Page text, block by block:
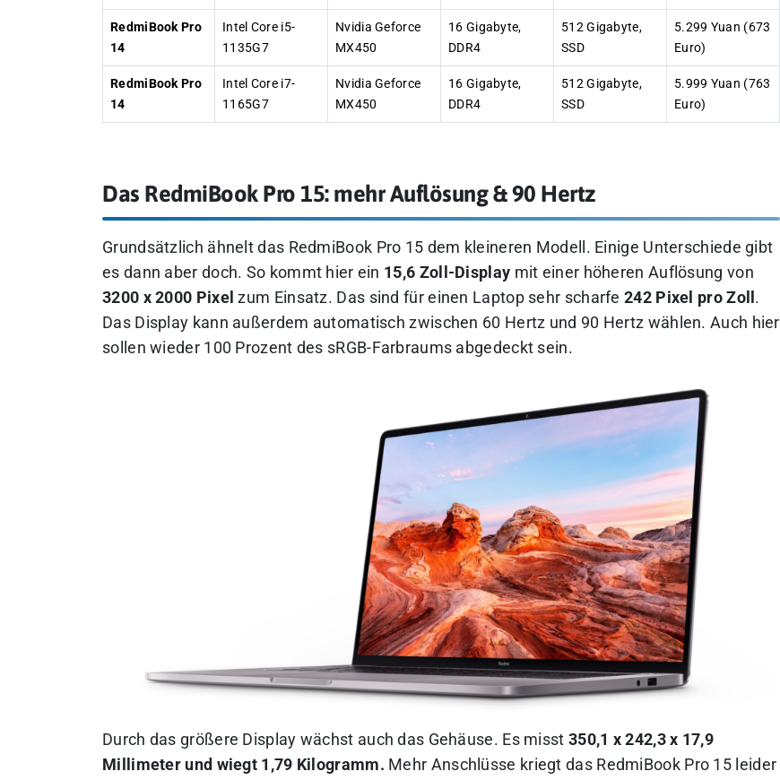
RedmiBook Pro
14
Intel Core i5-
1135G7
Nvidia Geforce
MX450
16 Gigabyte,
DDR4
512 Gigabyte,
SSD
5.299 Yuan (673
Euro)
RedmiBook Pro
14
Intel Core i7-
1165G7
Nvidia Geforce
MX450
16 Gigabyte,
DDR4
512 Gigabyte,
SSD
5.999 Yuan (763
Euro)
Das RedmiBook Pro 15: mehr Auflösung & 90 Hertz
Grundsätzlich ähnelt das RedmiBook Pro 15 dem kleineren Modell. Einige Unterschiede gibt
es dann aber doch. So kommt hier ein 15,6 Zoll-Display mit einer höheren Auflösung von
3200 x 2000 Pixel zum Einsatz. Das sind für einen Laptop sehr scharfe242 Pixel pro Zoll .
Das Display kann außerdem automatisch zwischen 60 Hertz und 90 Hertz wählen. Auch hier
sollen wieder 100 Prozent des sRGB-Farbraums abgedeckt sein.
Durch das größere Display wächst auch das Gehäuse. Es misst 350,1 x 242,3 x 17,9
Millimeter und wiegt 1,79 Kilogramm. Mehr Anschlüsse kriegt das RedmiBook Pro 15 leider